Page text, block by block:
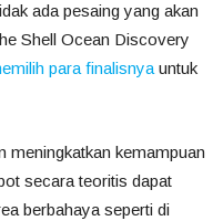
ada pesaing yang akan
Shell Ocean Discovery
para finalisnya untuk
meningkatkan kemampuan
secara teoritis dapat
berbahaya seperti di